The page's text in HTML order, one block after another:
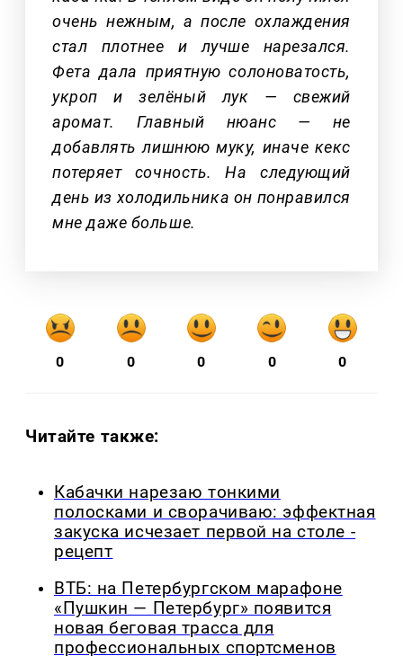
очень нежным, а после охлаждения
стал плотнее и лучше нарезался.
Фета дала приятную солоноватость,
укроп и зелёный лук — свежий
аромат. Главный нюанс — не
добавлять лишнюю муку, иначе кекс
потеряет сочность. На следующий
день из холодильника он понравился
мне даже больше.
0 0 0 0 0
Читайте также:
Кабачки нарезаю тонкими
полосками и сворачиваю: эффектная
закуска исчезает первой на столе -
рецепт
ВТБ: на Петербургском марафоне
«Пушкин — Петербург» появится
новая беговая трасса для
профессиональных спортсменов